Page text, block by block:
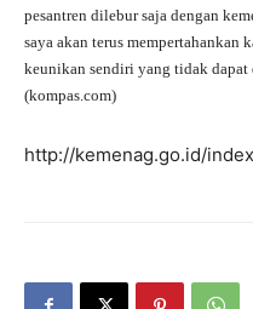
pesantren dilebur saja dengan
saya akan terus mempertahankan
keunikan sendiri yang tidak dapat
(kompas.com)
http://kemenag.go.id/